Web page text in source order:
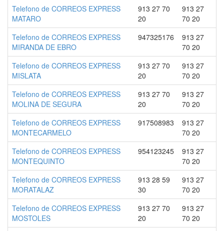
Telefono de CORREOS EXPRESS
MATARO
913 27 70
20
913 27
70 20
Telefono de CORREOS EXPRESS
MIRANDA DE EBRO
947325176
913 27
70 20
Telefono de CORREOS EXPRESS
MISLATA
913 27 70
20
913 27
70 20
Telefono de CORREOS EXPRESS
MOLINA DE SEGURA
913 27 70
20
913 27
70 20
Telefono de CORREOS EXPRESS
MONTECARMELO
917508983
913 27
70 20
Telefono de CORREOS EXPRESS
MONTEQUINTO
954123245
913 27
70 20
Telefono de CORREOS EXPRESS
MORATALAZ
913 28 59
30
913 27
70 20
Telefono de CORREOS EXPRESS
MOSTOLES
913 27 70
20
913 27
70 20